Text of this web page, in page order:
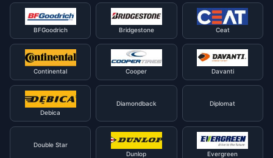
BFGoodrich Bridgestone Ceat
Continental Cooper Davanti
Debica
Diamondback Diplomat
Double Star
Dunlop
Evergreen